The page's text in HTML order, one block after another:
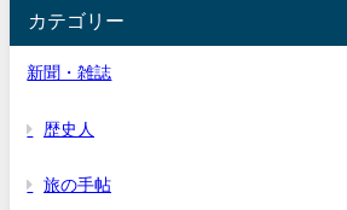
カテゴリー
新聞・雑誌
歴史人
旅の手帖